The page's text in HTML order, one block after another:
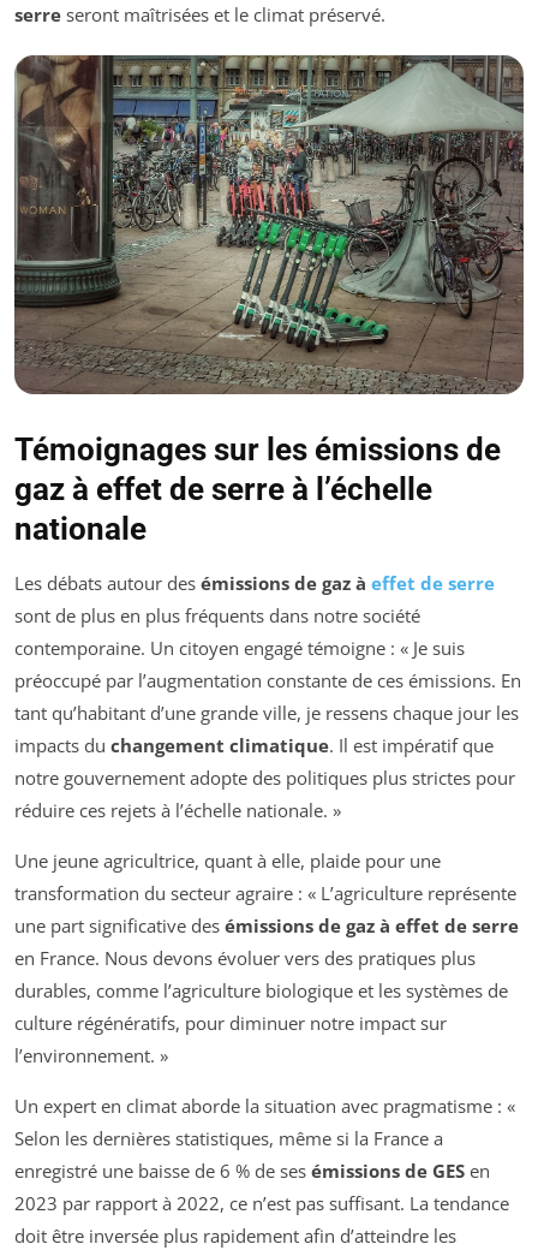
serre seront maîtrisées et le climat préservé.
Témoignages sur les émissions de
gaz à effet de serre à l’échelle
nationale
Les débats autour des émissions de gaz à effet de serre
sont de plus en plus fréquents dans notre société
contemporaine. Un citoyen engagé témoigne : « Je suis
préoccupé par l’augmentation constante de ces émissions. En
tant qu’habitant d’une grande ville, je ressens chaque jour les
impacts du changement climatique. Il est impératif que
notre gouvernement adopte des politiques plus strictes pour
réduire ces rejets à l’échelle nationale. »
Une jeune agricultrice, quant à elle, plaide pour une
transformation du secteur agraire : « L’agriculture représente
une part significative des émissions de gaz à effet de serre
en France. Nous devons évoluer vers des pratiques plus
durables, comme l’agriculture biologique et les systèmes de
culture régénératifs, pour diminuer notre impact sur
l’environnement. »
Un expert en climat aborde la situation avec pragmatisme : «
Selon les dernières statistiques, même si la France a
enregistré une baisse de 6 % de ses émissions de GES en
2023 par rapport à 2022, ce n’est pas suffisant. La tendance
doit être inversée plus rapidement afin d’atteindre les